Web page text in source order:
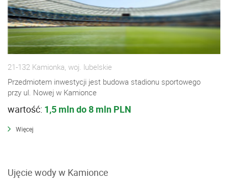
21-132 Kamionka, woj. lubelskie
Przedmiotem inwestycji jest budowa stadionu sportowego
przy ul. Nowej w Kamionce
wartość: 1,5 mln do 8 mln PLN
Więcej
Ujęcie wody w Kamionce